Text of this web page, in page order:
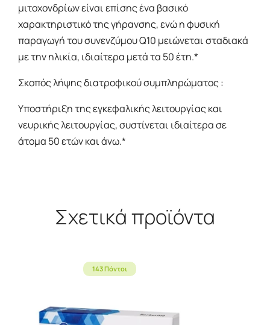
μιτοχονδρίων είναι επίσης ένα βασικό
χαρακτηριστικό της γήρανσης, ενώ η φυσική
παραγωγή του συνενζύμου Q10 μειώνεται σταδιακά
με την ηλικία, ιδιαίτερα μετά τα 50 έτη.*
Σκοπός λήψης διατροφικού συμπληρώματος :
Υποστήριξη της εγκεφαλικής λειτουργίας και
νευρικής λειτουργίας, συστίνεται ιδιαίτερα σε
άτομα 50 ετών και άνω.*
Σχετικά προϊόντα
143 Πόντοι